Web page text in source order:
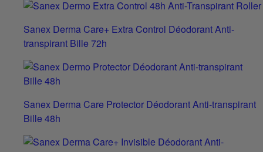
Sanex Derma Care+ Extra Control Déodorant Anti-
transpirant Bille 72h
Sanex Derma Care Protector Déodorant Anti-transpirant
Bille 48h